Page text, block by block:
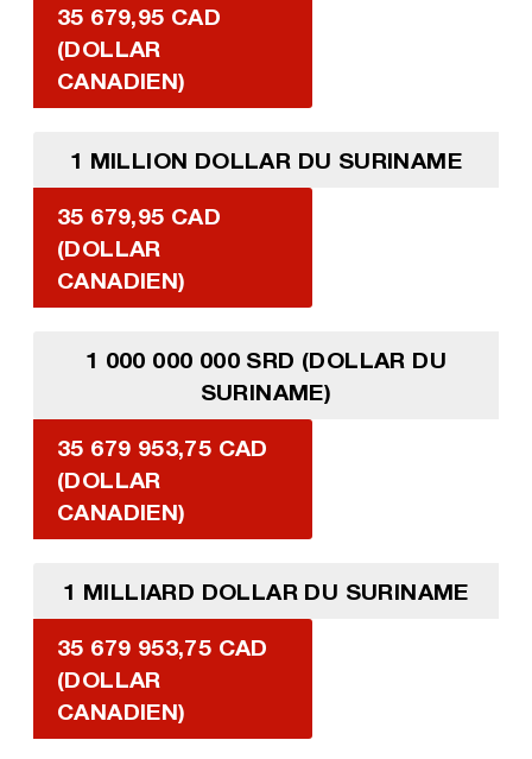
35 679,95 CAD
(DOLLAR
CANADIEN)
1 MILLION DOLLAR DU SURINAME
35 679,95 CAD
(DOLLAR
CANADIEN)
1 000 000 000 SRD (DOLLAR DU
SURINAME)
35 679 953,75 CAD
(DOLLAR
CANADIEN)
1 MILLIARD DOLLAR DU SURINAME
35 679 953,75 CAD
(DOLLAR
CANADIEN)